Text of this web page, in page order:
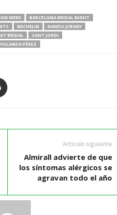
WEEK
BARCELONA BRIDAL NIGHT
MICHELIN
NANDU JUBANY
BRIDAL
SANT JORDI
YOLANDA PÉREZ
Artículo siguiente
Almirall advierte de que
los síntomas alérgicos se
agravan todo el año